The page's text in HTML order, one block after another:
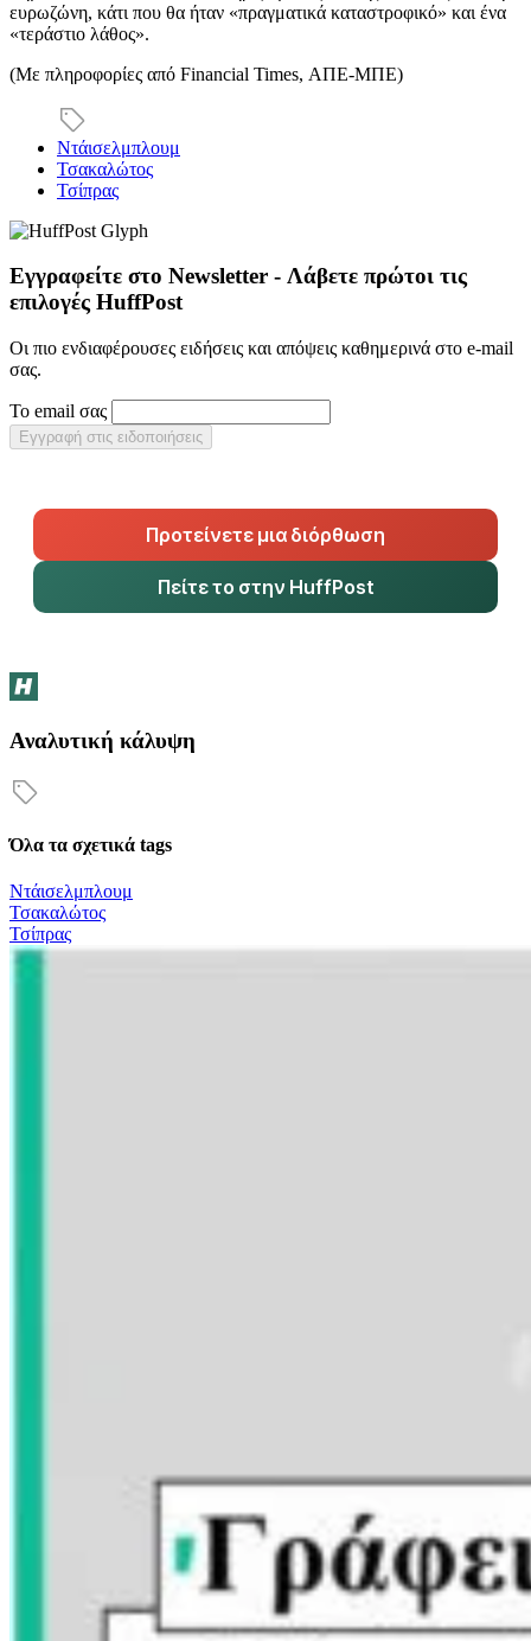
ευρωζώνη, κάτι που θα ήταν «πραγματικά καταστροφικό» και ένα
«τεράστιο λάθος».
(Με πληροφορίες από Financial Times, ΑΠΕ-ΜΠΕ)
Ντάισελμπλουμ
Τσακαλώτος
Τσίπρας
Εγγραφείτε στο Newsletter - Λάβετε πρώτοι τις
επιλογές HuffPost
Οι πιο ενδιαφέρουσες ειδήσεις και απόψεις καθημερινά στο e-mail
σας.
Το email σας
Εγγραφή στις ειδοποιήσεις
Προτείνετε μια διόρθωση
Πείτε το στην HuffPost
Αναλυτική κάλυψη
Όλα τα σχετικά tags
Ντάισελμπλουμ
Τσακαλώτος
Τσίπρας